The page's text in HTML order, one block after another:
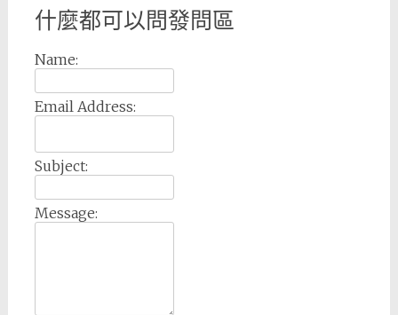
什麼都可以問發問區
Name:
Email Address:
Subject:
Message: